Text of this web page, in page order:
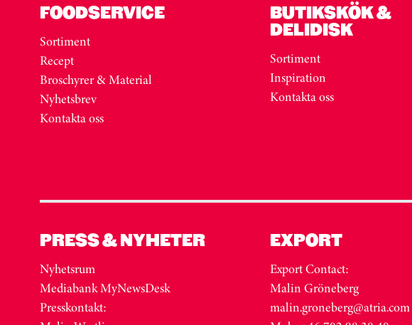
FOODSERVICE
Sortiment
Recept
Broschyrer & Material
Nyhetsbrev
Kontakta oss
BUTIKSKÖK &
DELIDISK
Sortiment
Inspiration
Kontakta oss
PRESS & NYHETER
Nyhetsrum
Mediabank MyNewsDesk
Presskontakt:
EXPORT
Export Contact:
Malin Gröneberg
malin.groneberg@atria.com